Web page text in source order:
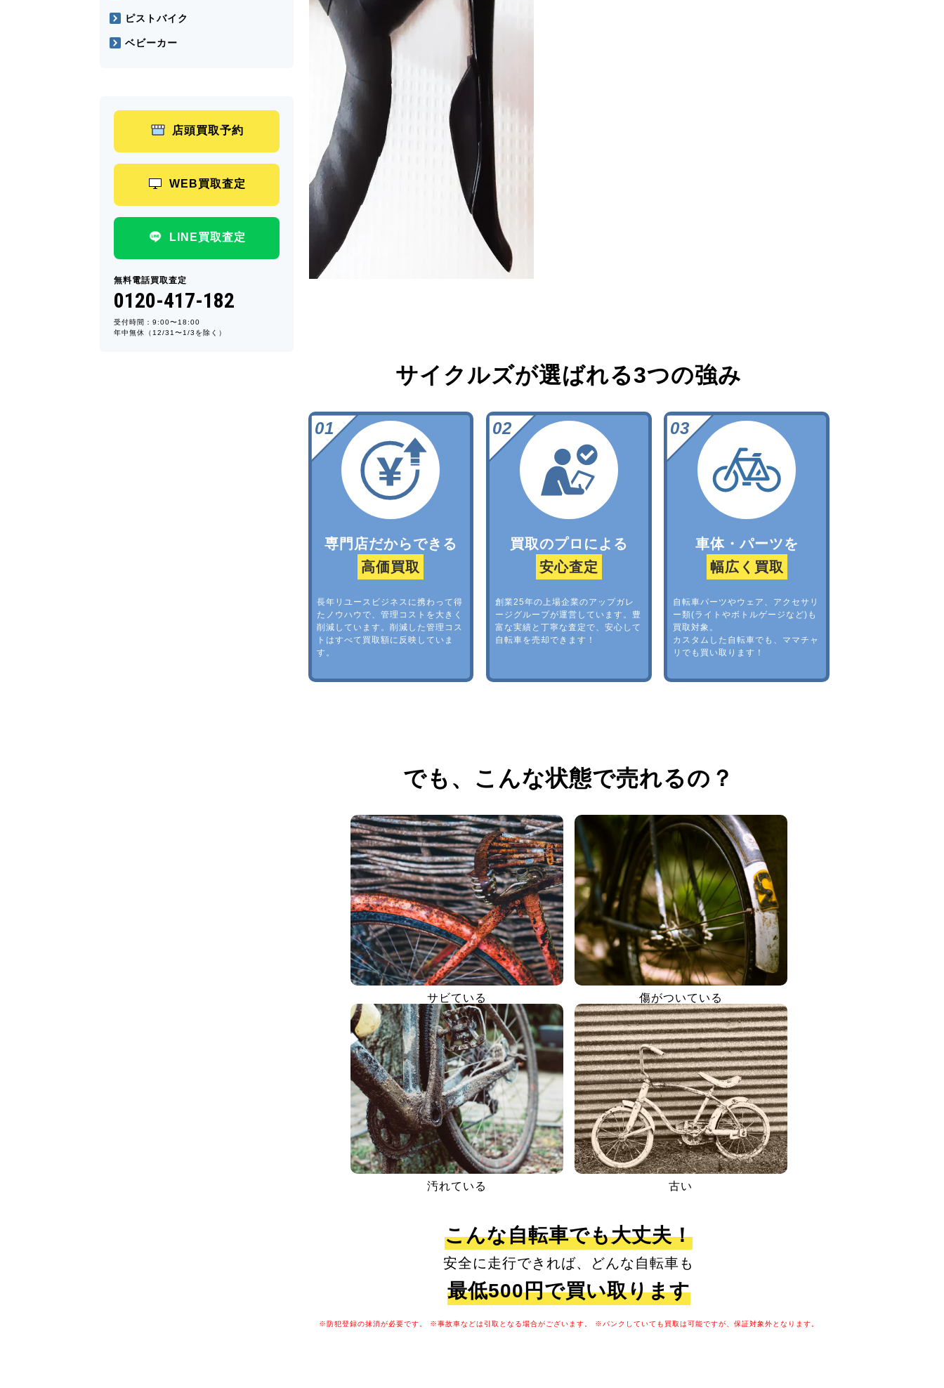
サイクルズが選ばれる3つの強み
専門店だからできる
高価買取
長年リユースビジネスに携わって得
たノウハウで、管理コストを大きく
削減しています。削減した管理コス
トはすべて買取額に反映していま
す。
買取のプロによる
安心査定
創業25年の上場企業のアップガレ
ージグループが運営しています。豊
富な実績と丁寧な査定で、安心して
自転車を売却できます！
車体・パーツを
幅広く買取
自転車パーツやウェア、アクセサリ
ー類(ライトやボトルゲージなど)も
買取対象。
カスタムした自転車でも、ママチャ
リでも買い取ります！
でも、 こんな状態で売れるの？
サビている 傷がついている
汚れている 古い
こんな自転車でも大丈夫！
安全に走行できれば、どんな自転車も
最低500円で買い取ります
※防犯登録の抹消が必要です。 ※事故車などは引取となる場合がございます。 ※パンクしていても買取は可能ですが、保証対象外となります。
ピストバイク
ベビーカー
店頭買取予約
WEB買取査定
LINE買取査定
無料電話買取査定
0120-417-182
受付時間：9:00〜18:00
年中無休（12/31〜1/3を除く）